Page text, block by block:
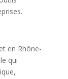
en Rhône-
qui